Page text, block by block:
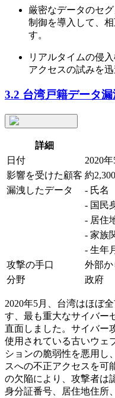
厳密なデータのセ
制御を導入して、
す。
リアルタイムの侵
アクセスの試みを
3.2 台湾戸籍データ漏
詳細
日付
2020
影響を受けた顧客 約
漏洩したデータ
- 氏名
- 国民
- 居住
- 家族
- 生年
攻撃の手口
外部
分野
政府
2020年5月、台湾はほぼ
す、最も重大なサイバー
直面しました。サイバー
使用されている古いウェ
ションの脆弱性を悪用し
スへの不正アクセスを可
の欠陥により、攻撃者は
身分証番号、居住地住所